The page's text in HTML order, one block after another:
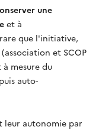
une
et à
que l'initiative,
et SCOP
mesure du
auto-
leur autonomie par